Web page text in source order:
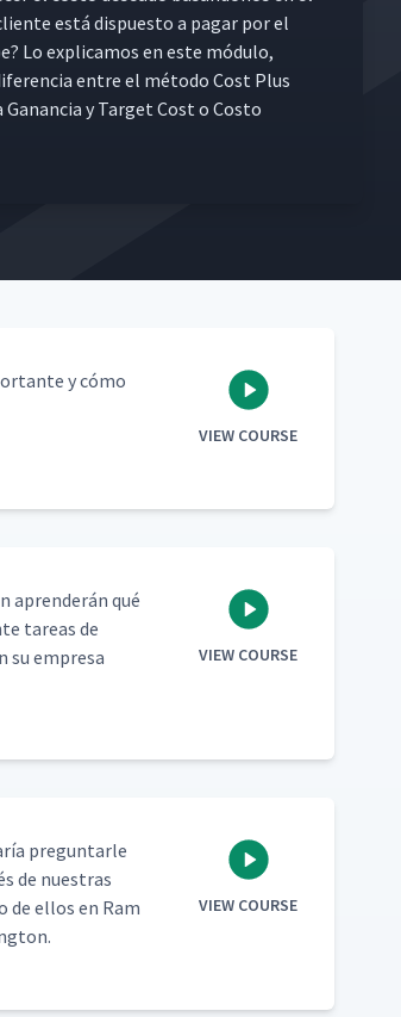
está dis­puesto a pagar por el
Lo expli­camos en este módu­lo,
entre el méto­do Cost Plus
Ganan­cia y Tar­get Cost o Cos­to
y cómo
VIEW COURSE
apren­derán qué
tar­eas de
su empre­sa
VIEW COURSE
pre­gun­tar­le
de nues­tras
de ellos en Ram
VIEW COURSE